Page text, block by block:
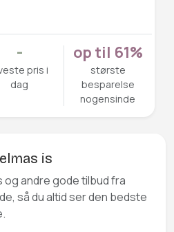
-
pris i
dag
op til 61%
største
besparelse
nogensinde
is
og andre gode tilbud fra
så du altid ser den bedste